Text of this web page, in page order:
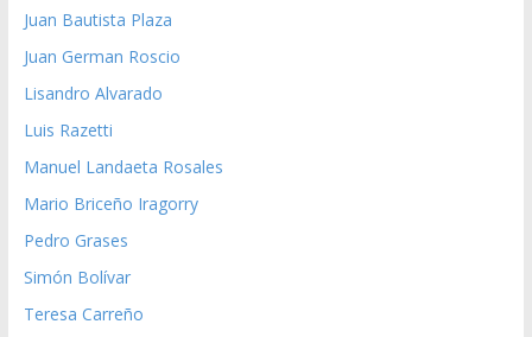
Juan Bautista Plaza
Juan German Roscio
Lisandro Alvarado
Luis Razetti
Manuel Landaeta Rosales
Mario Briceño Iragorry
Pedro Grases
Simón Bolívar
Teresa Carreño